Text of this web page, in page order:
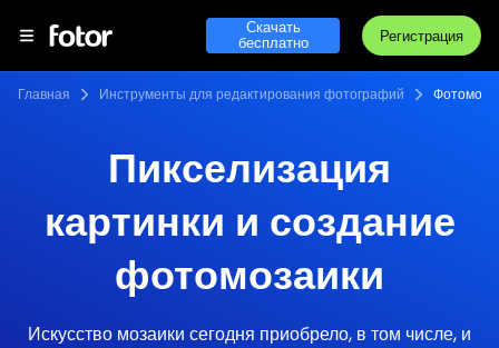
Скачать
бесплатно
Регистрация
Главная Инструменты для редактирования фотографий
Пикселизация
картинки и создание
фотомозаики
Искусство мозаики сегодня приобрело, в том числе, и